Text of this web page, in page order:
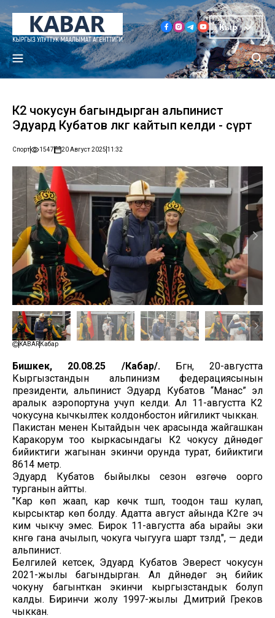
Кыр
К2 чокусун багындырган альпинист
Эдуард Кубатов өлкөгө кайтып келди - сүрөт
Спорт 1547 20 Август 2025 11:32
KABAR Кабар
Бишкек, 20.08.25 /Кабар/. Бүгүн, 20-августта
Кыргызстандын альпинизм федерациясынын
президенти, альпинист Эдуард Кубатов “Манас” эл
аралык аэропортуна учуп келди. Ал 11-августта К2
чокусуна кычкылтек колдонбостон ийгиликтүү чыккан.
Пакистан менен Кытайдын чек арасында жайгашкан
Каракорум тоо кыркасындагы К2 чокусу дүйнөдөгү
бийиктиги жагынан экинчи орунда турат, бийиктиги
8614 метр.
Эдуард Кубатов быйылкы сезон өзгөчө оорго
турганын айтты.
"Кар көп жаап, кар көчкү түшүп, тоодон таш кулап,
кырсыктар көп болду. Адатта август айында К2ге эч
ким чыкчу эмес. Бирок 11-августта аба ырайы эки
күнгө гана ачылып, чокуга чыгууга шарт түзүлдү", — деди
альпинист.
Белгилей кетсек, Эдуард Кубатов Эверест чокусун
2021-жылы багындырган. Ал дүйнөдөгү эң бийик
чокуну багынткан экинчи кыргызстандык болуп
калды. Биринчи жолу 1997-жылы Дмитрий Греков
чыккан.